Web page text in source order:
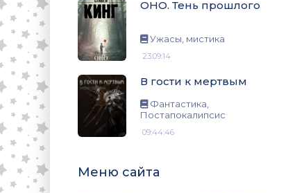
ОНО. Тень прошлого
Ужасы, мистика
23:09:14
В гости к мертвым
Фантастика,
Постапокалипсис
09:44:46
Меню сайта